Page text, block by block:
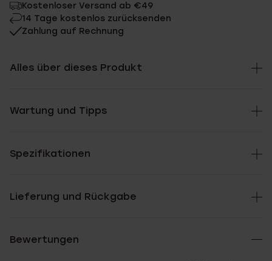
Kostenloser Versand ab €49
14 Tage kostenlos zurücksenden
Zahlung auf Rechnung
Alles über dieses Produkt
Wartung und Tipps
Spezifikationen
Lieferung und Rückgabe
Bewertungen